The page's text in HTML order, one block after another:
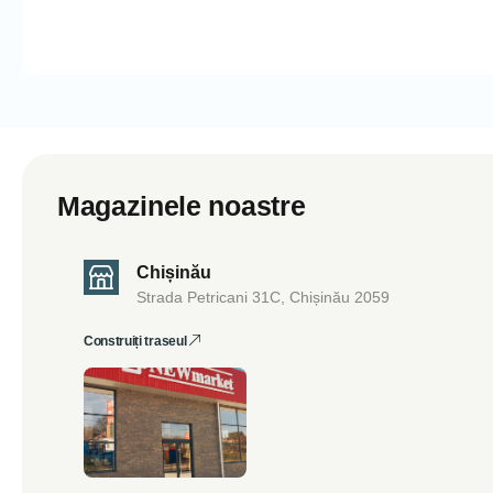
Magazinele noastre
Chișinău
Strada Petricani 31C, Chișinău 2059
Construiți traseul